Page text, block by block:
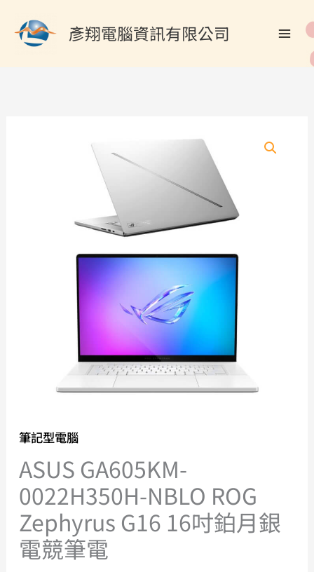
彥翔電腦資訊有限公司
筆記型電腦
ASUS GA605KM-
0022H350H-NBLO ROG
Zephyrus G16 16吋鉑月銀
電競筆電
尋